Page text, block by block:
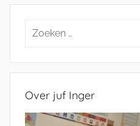
Zoeken
Over juf Inger